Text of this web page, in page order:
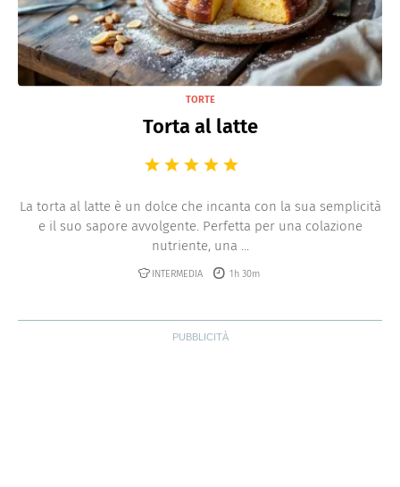
TORTE
Torta al latte
La torta al latte è un dolce che incanta con la sua semplicità
e il suo sapore avvolgente. Perfetta per una colazione
nutriente, una ...
INTERMEDIA 1h 30m